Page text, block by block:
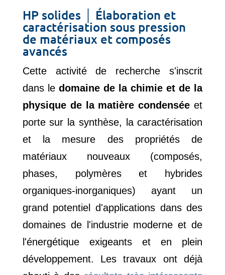
HP solides │ Élaboration et
caractérisation sous pression
de matériaux et composés
avancés
Cette activité de recherche s'inscrit
dans le domaine de la chimie et de la
physique de la matière condensée et
porte sur la synthèse, la caractérisation
et la mesure des propriétés de
matériaux nouveaux (composés,
phases, polymères et hybrides
organiques-inorganiques) ayant un
grand potentiel d'applications dans des
domaines de l'industrie moderne et de
l'énergétique exigeants et en plein
développement. Les travaux ont déjà